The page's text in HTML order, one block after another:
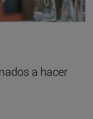
a hacer